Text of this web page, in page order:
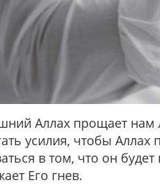
Аллах прощает нам
усилия, чтобы
в том, что он
Его гнев.